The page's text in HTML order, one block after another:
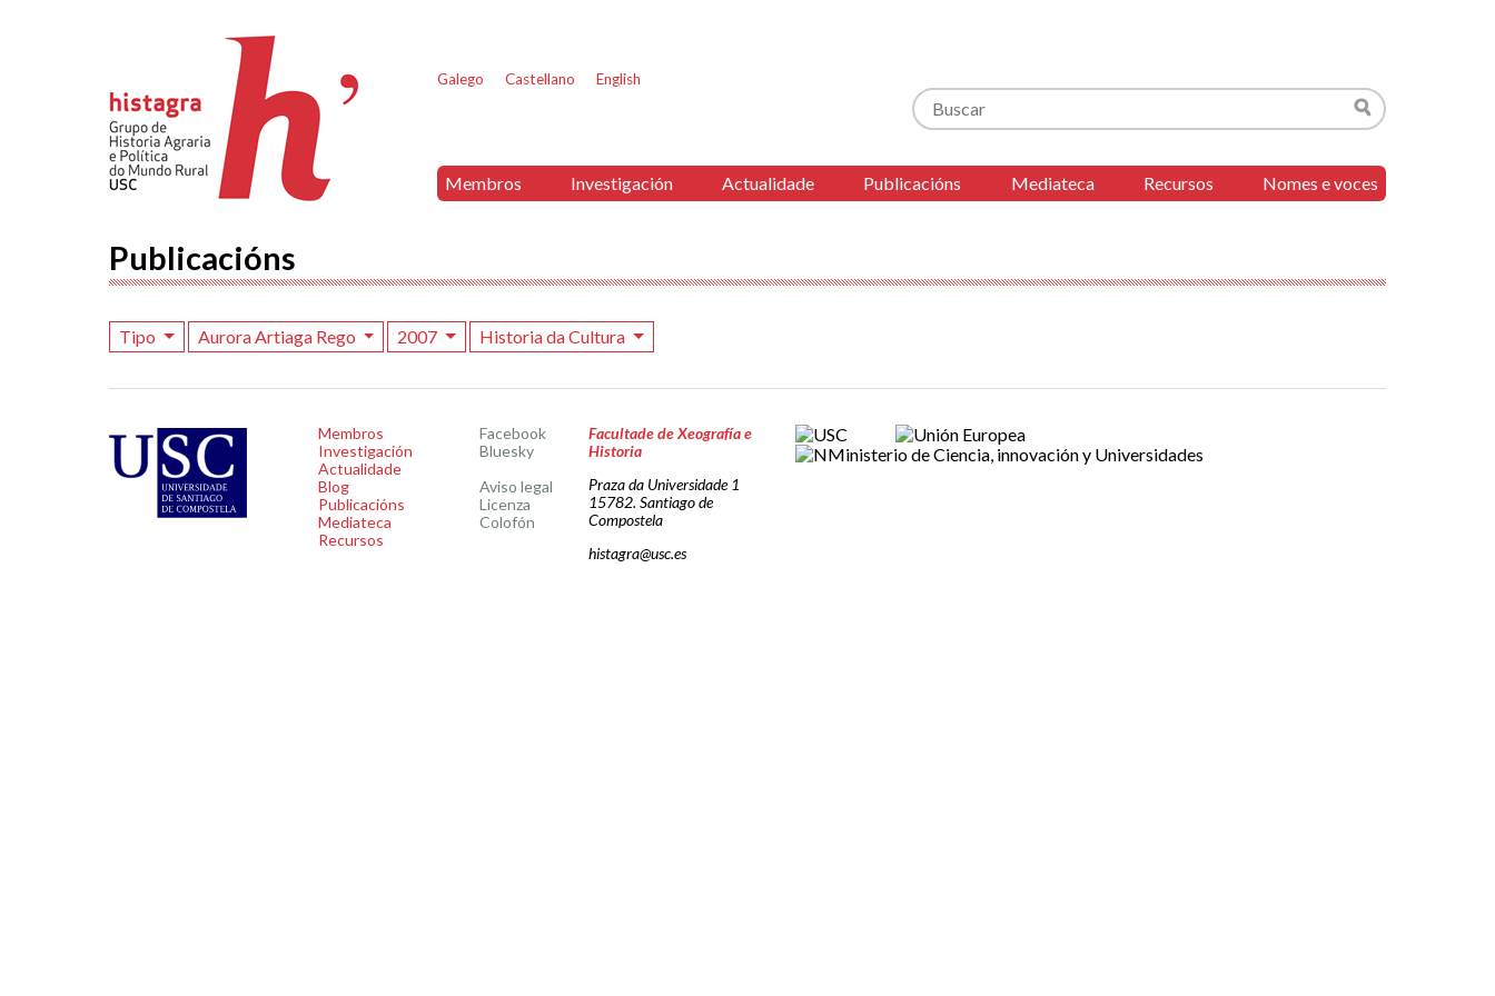
Galego Castellano English
Buscar
Buscar
Membros Investigación Actualidade Publicacións Mediateca Recursos Nomes e voces
Publicacións
Tipo Aurora Artiaga Rego 2007 Historia da Cultura
Membros
Investigación
Actualidade
Blog
Publicacións
Mediateca
Recursos
Facebook
Bluesky
Aviso legal
Licenza
Colofón
Facultade de Xeografía e
Historia
Praza da Universidade 1
15782. Santiago de
Compostela
histagra@usc.es